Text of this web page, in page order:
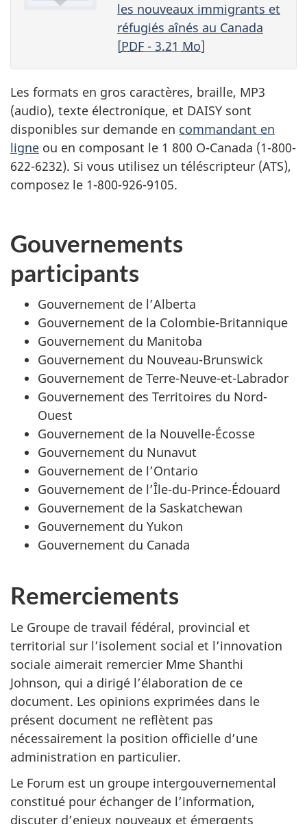
les nouveaux immigrants et
réfugiés aînés au Canada
[PDF- 3.21 Mo]
Les formats en gros caractères, braille, MP3
(audio), texte électronique, et DAISY sont
disponibles sur demande en commandant en
ligne ou en composant le 1 800 O-Canada (1-800-
622-6232). Si vous utilisez un téléscripteur (ATS),
composez le 1-800-926-9105.
Gouvernements
participants
Gouvernement de l’Alberta
Gouvernement de la Colombie-Britannique
Gouvernement du Manitoba
Gouvernement du Nouveau-Brunswick
Gouvernement de Terre-Neuve-et-Labrador
Gouvernement des Territoires du Nord-
Ouest
Gouvernement de la Nouvelle-Écosse
Gouvernement du Nunavut
Gouvernement de l’Ontario
Gouvernement de l’Île-du-Prince-Édouard
Gouvernement de la Saskatchewan
Gouvernement du Yukon
Gouvernement du Canada
Remerciements
Le Groupe de travail fédéral, provincial et
territorial sur l’isolement social et l’innovation
sociale aimerait remercier Mme Shanthi
Johnson, qui a dirigé l’élaboration de ce
document. Les opinions exprimées dans le
présent document ne reflètent pas
nécessairement la position officielle d’une
administration en particulier.
Le Forum est un groupe intergouvernemental
constitué pour échanger de l’information,
discuter d’enjeux nouveaux et émergents